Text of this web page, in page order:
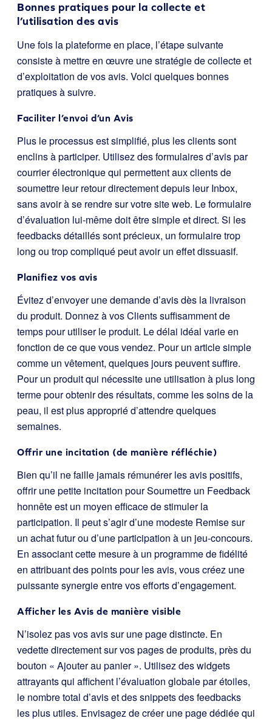
Bonnes pratiques pour la collecte et
l’utilisation des avis
Une fois la plateforme en place, l’étape suivante
consiste à mettre en œuvre une stratégie de collecte et
d’exploitation de vos avis. Voici quelques bonnes
pratiques à suivre.
Faciliter l’envoi d’un Avis
Plus le processus est simplifié, plus les clients sont
enclins à participer. Utilisez des formulaires d’avis par
courrier électronique qui permettent aux clients de
soumettre leur retour directement depuis leur Inbox,
sans avoir à se rendre sur votre site web. Le formulaire
d’évaluation lui-même doit être simple et direct. Si les
feedbacks détaillés sont précieux, un formulaire trop
long ou trop compliqué peut avoir un effet dissuasif.
Planifiez vos avis
Évitez d’envoyer une demande d’avis dès la livraison
du produit. Donnez à vos Clients suffisamment de
temps pour utiliser le produit. Le délai idéal varie en
fonction de ce que vous vendez. Pour un article simple
comme un vêtement, quelques jours peuvent suffire.
Pour un produit qui nécessite une utilisation à plus long
terme pour obtenir des résultats, comme les soins de la
peau, il est plus approprié d’attendre quelques
semaines.
Offrir une incitation (de manière réfléchie)
Bien qu’il ne faille jamais rémunérer les avis positifs,
offrir une petite incitation pour Soumettre un Feedback
honnête est un moyen efficace de stimuler la
participation. Il peut s’agir d’une modeste Remise sur
un achat futur ou d’une participation à un jeu-concours.
En associant cette mesure à un programme de fidélité
en attribuant des points pour les avis, vous créez une
puissante synergie entre vos efforts d’engagement.
Afficher les Avis de manière visible
N’isolez pas vos avis sur une page distincte. En
vedette directement sur vos pages de produits, près du
bouton « Ajouter au panier ». Utilisez des widgets
attrayants qui affichent l’évaluation globale par étoiles,
le nombre total d’avis et des snippets des feedbacks
les plus utiles. Envisagez de créer une page dédiée qui